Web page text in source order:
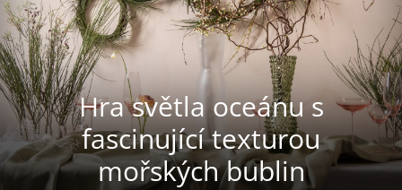
Hra světla oceánu s
fascinující texturou
mořských bublin